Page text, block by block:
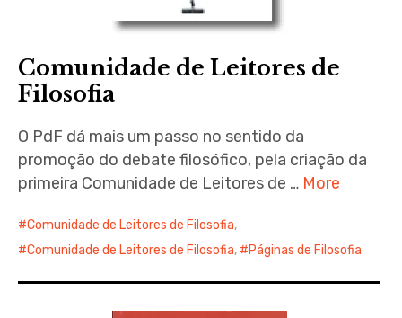
Comunidade de Leitores de
Filosofia
O PdF dá mais um passo no sentido da
promoção do debate filosófico, pela criação da
primeira Comunidade de Leitores de … More
Comunidade de Leitores de Filosofia,
Comunidade de Leitores de Filosofia, Páginas de Filosofia